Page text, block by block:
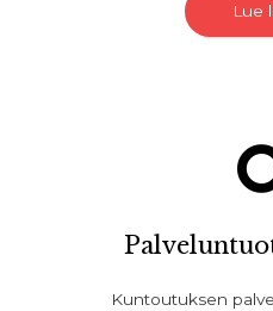
Lue
Kuntoutuksen